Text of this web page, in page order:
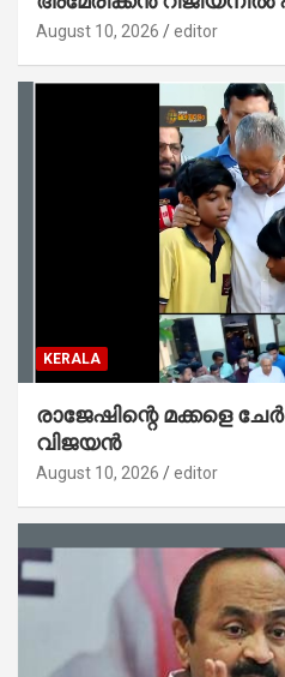
ഗ്രേറ്റർ ഷാർലറ്റ്
August 10, 2026 editor
KERALA
രാജേഷിന്റെ മക്കളെ
വിജയൻ
August 10, 2026 editor